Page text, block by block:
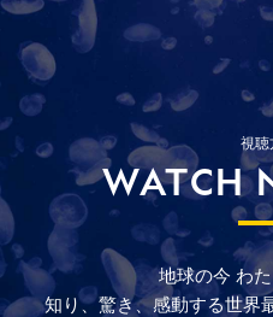
視聴
WATCH
地球の今 わ
知り、驚き、感動する世界